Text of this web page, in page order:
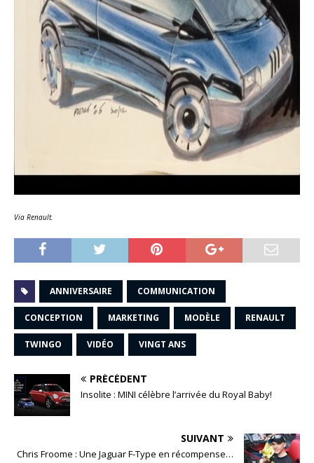
Via Renault.
ANNIVERSAIRE COMMUNICATION
CONCEPTION MARKETING MODÈLE RENAULT
TWINGO VIDÉO VINGT ANS
PRÉCÉDENT
Insolite : MINI célèbre l’arrivée du Royal Baby!
SUIVANT
Chris Froome : Une Jaguar F-Type en récompense…